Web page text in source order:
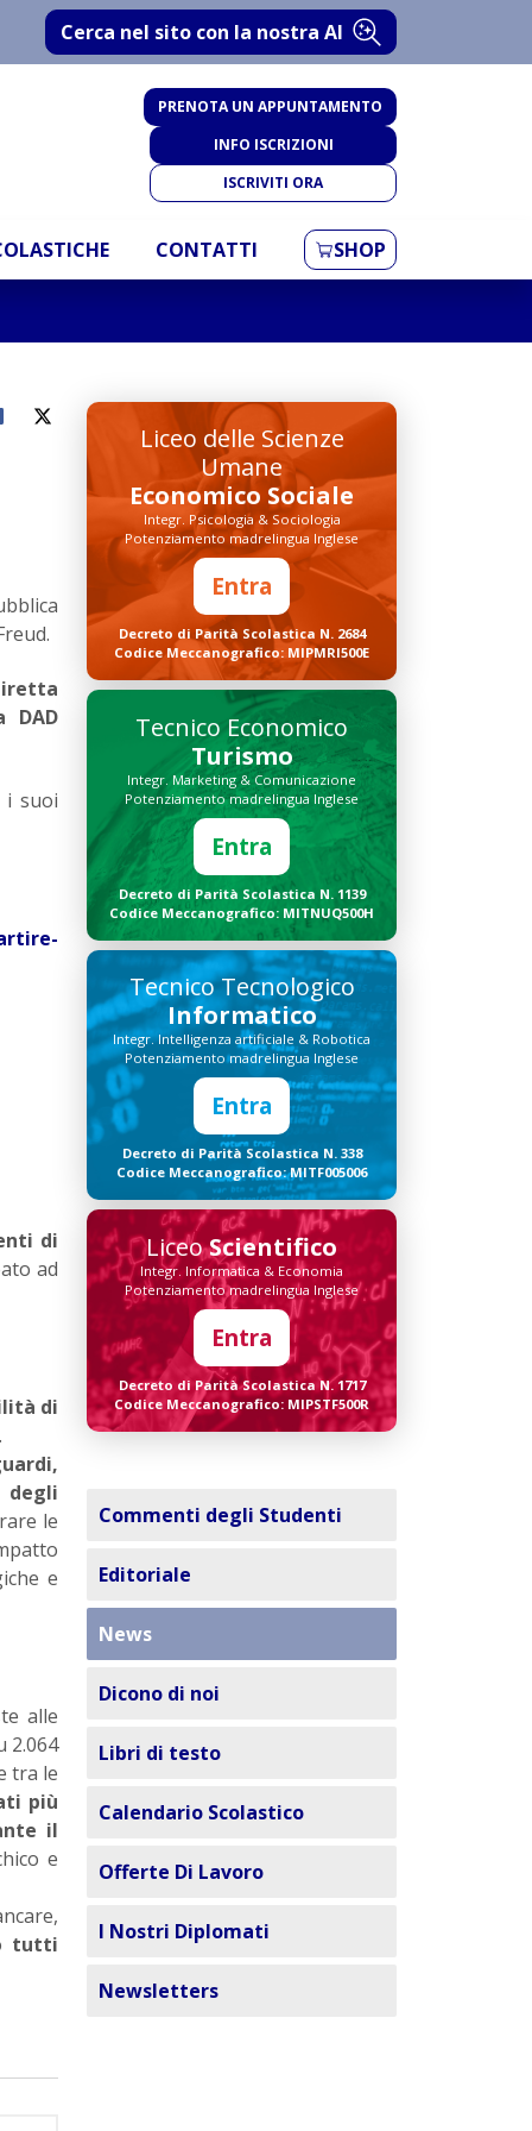
Cerca nel sito con la nostra AI
PRENOTA UN APPUNTAMENTO
INFO ISCRIZIONI
ISCRIVITI ORA
CONTATTI SHOP
DAD
i suoi
di
ad
di
degli
le
e
alle
2.064
tra le
più
il
e
tutti
Liceo delle Scienze
Umane
Economico Sociale
Integr. Psicologia & Sociologia
Potenziamento madrelingua Inglese
Entra
Decreto di Parità Scolastica N. 2684
Codice Meccanografico: MIPMRI500E
Tecnico Economico
Turismo
Integr. Marketing & Comunicazione
Potenziamento madrelingua Inglese
Entra
Decreto di Parità Scolastica N. 1139
Codice Meccanografico: MITNUQ500H
Tecnico Tecnologico
Informatico
Integr. Intelligenza artificiale & Robotica
Potenziamento madrelingua Inglese
Entra
Decreto di Parità Scolastica N. 338
Codice Meccanografico: MITF005006
LiceoScientifico
Integr. Informatica & Economia
Potenziamento madrelingua Inglese
Entra
Decreto di Parità Scolastica N. 1717
Codice Meccanografico: MIPSTF500R
Commenti degli Studenti
Editoriale
News
Dicono di noi
Libri di testo
Calendario Scolastico
Offerte Di Lavoro
I Nostri Diplomati
Newsletters